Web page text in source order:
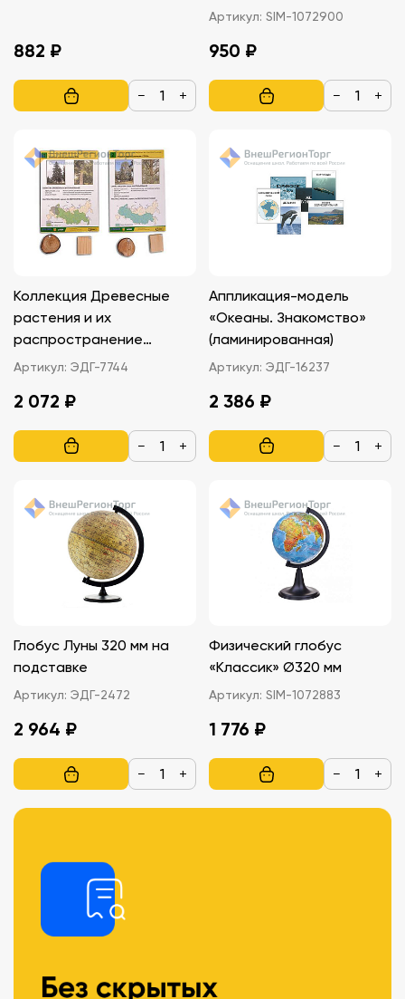
882 ₽
− +
Артикул: SIM-1072900
950 ₽
− +
Коллекция Древесные
растения и их
распространение
(демонстрационная)
Артикул: ЭДГ-7744
2 072 ₽
− +
Аппликация-модель
«Океаны. Знакомство»
(ламинированная)
Артикул: ЭДГ-16237
2 386 ₽
− +
Глобус Луны 320 мм на
подставке
Артикул: ЭДГ-2472
2 964 ₽
− +
Физический глобус
«Классик» Ø320 мм
Артикул: SIM-1072883
1 776 ₽
− +